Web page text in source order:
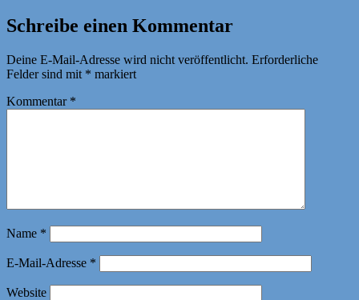
Schreibe einen Kommentar
Deine E-Mail-Adresse wird nicht veröffentlicht. Erforderliche
Felder sind mit * markiert
Kommentar *
Name *
E-Mail-Adresse *
Website